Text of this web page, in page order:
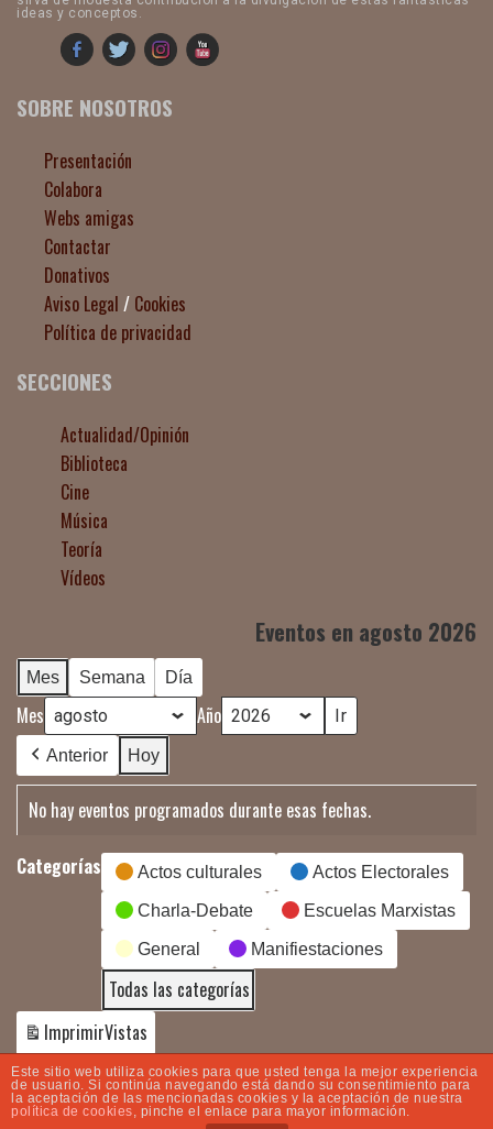
ideas y conceptos.
SOBRE NOSOTROS
Presentación
Colabora
Webs amigas
Contactar
Donativos
Aviso Legal / Cookies
Política de privacidad
SECCIONES
Actualidad/Opinión
Biblioteca
Cine
Música
Teoría
Vídeos
Eventos en agosto 2026
Mes Semana Día
Mes Año
Anterior Hoy
No hay eventos programados durante esas fechas.
Categorías Actos culturales Actos Electorales
Charla-Debate Escuelas Marxistas
General Manifiestaciones
Todas las categorías
ImprimirVistas
Este sitio web utiliza cookies para que usted tenga la mejor experiencia
de usuario. Si continúa navegando está dando su consentimiento para
la aceptación de las mencionadas cookies y la aceptación de nuestra
política de cookies, pinche el enlace para mayor información.